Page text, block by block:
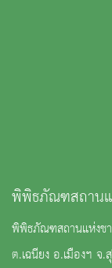
พิพิธภัณฑสถาน
พิพิธภัณฑสถานแห่งช
ต.เฉนียง อ.เมืองฯ